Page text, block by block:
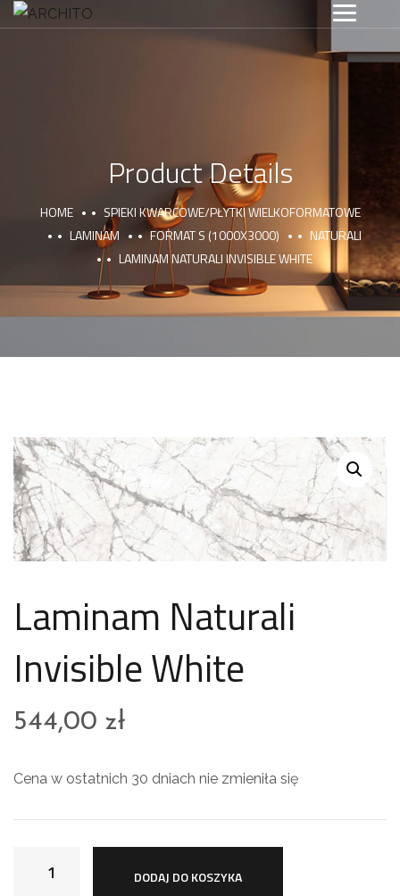
Product Details
HOME
SPIEKI KWARCOWE/PŁYTKI WIELKOFORMATOWE
LAMINAM
FORMAT S (1000X3000)
NATURALI
LAMINAM NATURALI INVISIBLE WHITE
Laminam Naturali
Invisible White
544,00 zł
Cena w ostatnich 30 dniach nie zmieniła się
DODAJ DO KOSZYKA